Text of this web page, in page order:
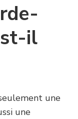
il
une
une